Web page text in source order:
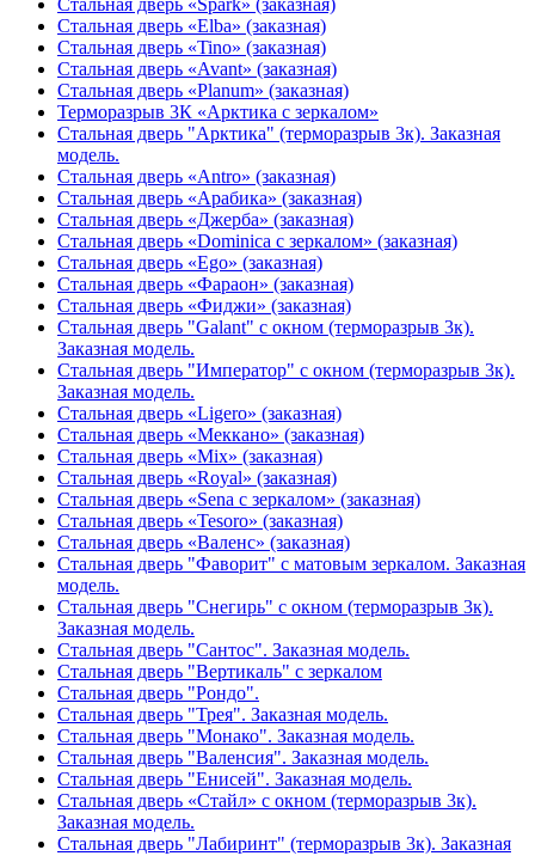
Стальная дверь «Spark» (заказная)
Стальная дверь «Elba» (заказная)
Стальная дверь «Tino» (заказная)
Стальная дверь «Avant» (заказная)
Стальная дверь «Planum» (заказная)
Терморазрыв 3К «Арктика с зеркалом»
Стальная дверь "Арктика" (терморазрыв 3к). Заказная
модель.
Стальная дверь «Antro» (заказная)
Стальная дверь «Арабика» (заказная)
Стальная дверь «Джерба» (заказная)
Стальная дверь «Dominica с зеркалом» (заказная)
Стальная дверь «Ego» (заказная)
Стальная дверь «Фараон» (заказная)
Стальная дверь «Фиджи» (заказная)
Стальная дверь "Galant" с окном (терморазрыв 3к).
Заказная модель.
Стальная дверь "Император" с окном (терморазрыв 3к).
Заказная модель.
Стальная дверь «Ligero» (заказная)
Стальная дверь «Меккано» (заказная)
Стальная дверь «Mix» (заказная)
Стальная дверь «Royal» (заказная)
Стальная дверь «Sena с зеркалом» (заказная)
Стальная дверь «Tesoro» (заказная)
Стальная дверь «Валенс» (заказная)
Стальная дверь "Фаворит" с матовым зеркалом. Заказная
модель.
Стальная дверь "Снегирь" с окном (терморазрыв 3к).
Заказная модель.
Стальная дверь "Сантос". Заказная модель.
Стальная дверь "Вертикаль" с зеркалом
Стальная дверь "Рондо".
Стальная дверь "Трея". Заказная модель.
Стальная дверь "Монако". Заказная модель.
Стальная дверь "Валенсия". Заказная модель.
Стальная дверь "Енисей". Заказная модель.
Стальная дверь «Стайл» с окном (терморазрыв 3к).
Заказная модель.
Стальная дверь "Лабиринт" (терморазрыв 3к). Заказная